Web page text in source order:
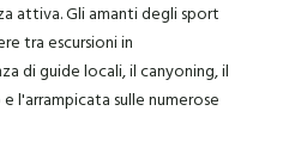
attiva. Gli amanti degli sport
tra escursioni in
di guide locali, il canyoning, il
l'arrampicata sulle numerose